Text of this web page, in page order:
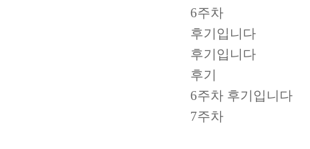
6주차
후기입니다
후기입니다
후기
6주차 후기입니다
7주차